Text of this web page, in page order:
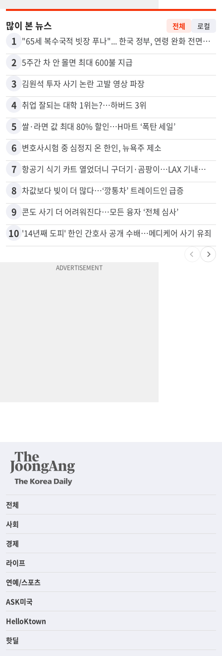
많이 본 뉴스 전체 로컬
1 "65세 복수국적 빗장 푸나"... 한국 정부, 연령 완화 전면 추진
2 5주간 차 안 몰면 최대 600불 지급
3 김원석 투자 사기 논란 고발 영상 파장
4 취업 잘되는 대학 1위는?…하버드 3위
5 쌀·라면 값 최대 80% 할인…H마트 ‘폭탄 세일’
6 변호사시험 중 심정지 온 한인, 뉴욕주 제소
7 항공기 식기 카트 열었더니 구더기·곰팡이…LAX 기내식 업체 논란
8 차값보다 빚이 더 많다…‘깡통차’ 트레이드인 급증
9 콘도 사기 더 어려워진다…모든 융자 ‘전체 심사’
10 '14년째 도피' 한인 간호사 공개 수배…메디케어 사기 유죄
전체
사회
경제
라이프
연예/스포츠
ASK미국
HelloKtown
핫딜